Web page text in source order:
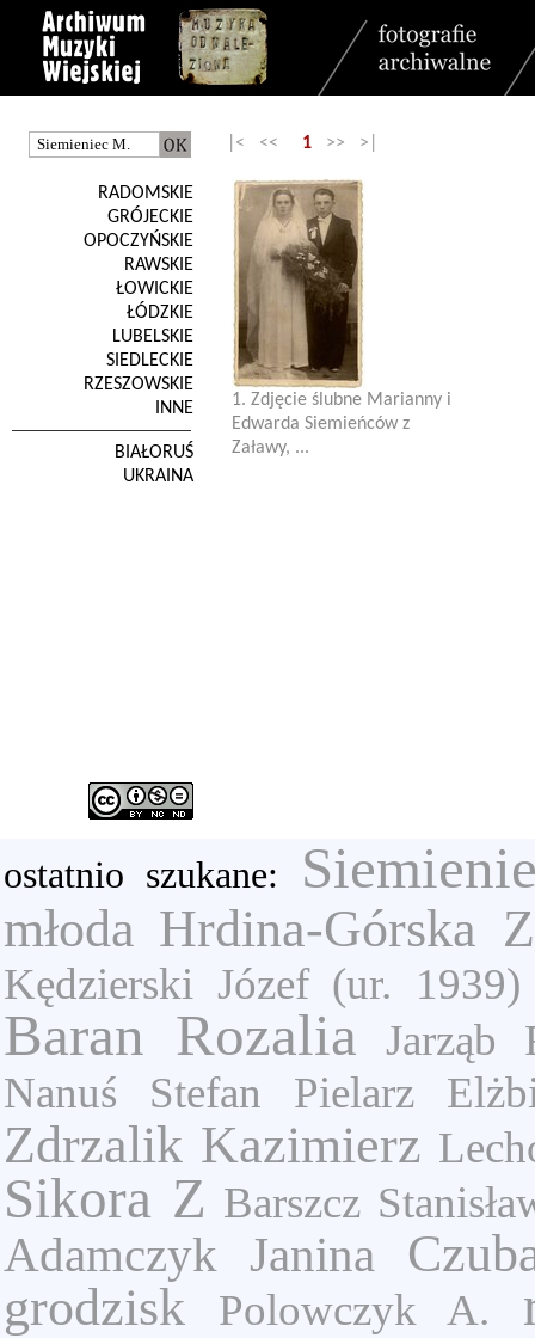
RADOMSKIE
GRÓJECKIE
OPOCZYŃSKIE
RAWSKIE
ŁOWICKIE
ŁÓDZKIE
LUBELSKIE
SIEDLECKIE
RZESZOWSKIE
INNE
BIAŁORUŚ
UKRAINA
|< << 1 >> >|
1. Zdjęcie ślubne Marianny i
Edwarda Siemieńców z
Załawy, ...
ostatnio szukane:
młoda Hrdina-Górska
Kędzierski Józef (ur. 1939)
Baran Rozalia
Jarząb
Nanuś Stefan
Pielarz
Zdrzalik Kazimierz
Sikora Z Barszcz
Adamczyk Janina
grodzisk
Polowczyk A.